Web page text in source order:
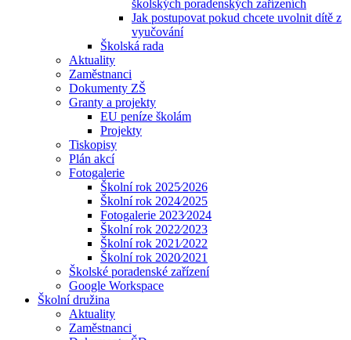
školských poradenských zařízeních
Jak postupovat pokud chcete uvolnit dítě z
vyučování
Školská rada
Aktuality
Zaměstnanci
Dokumenty ZŠ
Granty a projekty
EU peníze školám
Projekty
Tiskopisy
Plán akcí
Fotogalerie
Školní rok 2025⁄2026
Školní rok 2024⁄2025
Fotogalerie 2023⁄2024
Školní rok 2022⁄2023
Školní rok 2021⁄2022
Školní rok 2020⁄2021
Školské poradenské zařízení
Google Workspace
Školní družina
Aktuality
Zaměstnanci